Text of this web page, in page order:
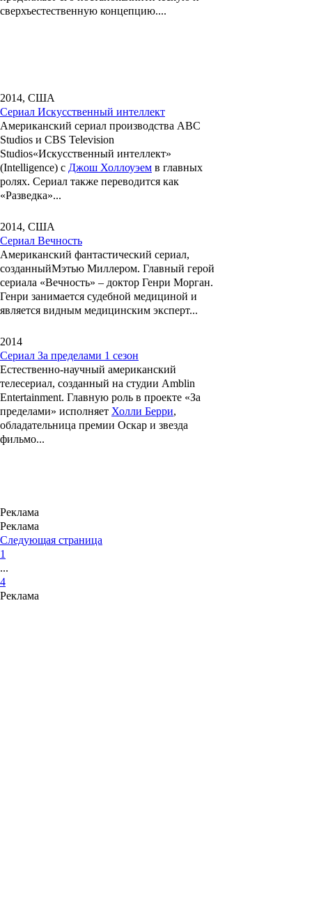
сверхъестественную концепцию....
2014, США
Сериал Искусственный интеллект
Американский сериал производства ABC
Studios и CBS Television
Studios«Искусственный интеллект»
(Intelligence) с Джош Холлоуэем в главных
ролях. Сериал также переводится как
«Разведка»...
2014, США
Сериал Вечность
Американский фантастический сериал,
созданныйМэтью Миллером. Главный герой
сериала «Вечность» – доктор Генри Морган.
Генри занимается судебной медициной и
является видным медицинским эксперт...
2014
Сериал За пределами 1 сезон
Естественно-научный американский
телесериал, созданный на студии Amblin
Entertainment. Главную роль в проекте «За
пределами» исполняет Холли Берри,
обладательница премии Оскар и звезда
фильмо...
Реклама
Реклама
Следующая страница
1
...
4
Реклама